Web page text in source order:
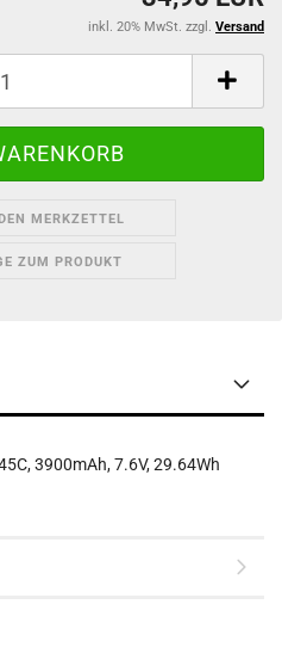
inkl. 20% MwSt. zzgl. Versand
MERKZETTEL
ZUM PRODUKT
3900mAh, 7.6V, 29.64Wh